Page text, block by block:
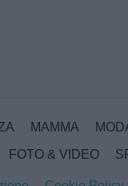
MAMMA
FOTO & VIDEO